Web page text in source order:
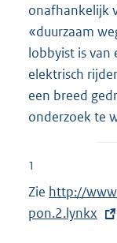
onafhankelijk
«duurzaam
lobbyist is
elektrisch
een breed
onderzoek te
1
Zie E
x
http://
pon.2.lynkx